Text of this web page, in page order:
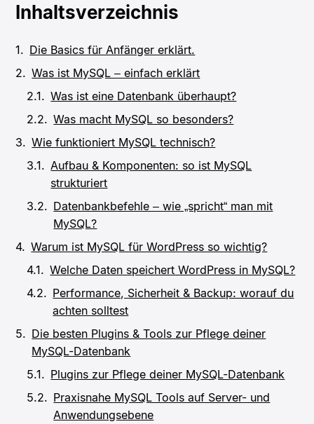
Inhaltsverzeichnis
Die Basics für Anfänger erklärt.
Was ist MySQL – einfach erklärt
Was ist eine Datenbank überhaupt?
Was macht MySQL so besonders?
Wie funktioniert MySQL technisch?
Aufbau & Komponenten: so ist MySQL
strukturiert
Datenbankbefehle – wie „spricht“ man mit
MySQL?
Warum ist MySQL für WordPress so wichtig?
Welche Daten speichert WordPress in MySQL?
Performance, Sicherheit & Backup: worauf du
achten solltest
Die besten Plugins & Tools zur Pflege deiner
MySQL-Datenbank
Plugins zur Pflege deiner MySQL-Datenbank
Praxisnahe MySQL Tools auf Server- und
Anwendungsebene